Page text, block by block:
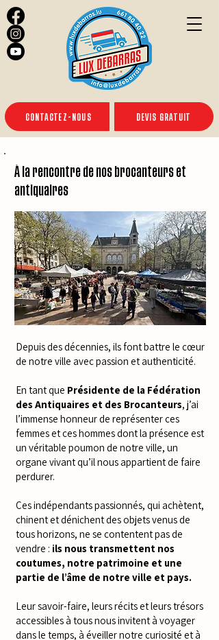
CONTACTEZ-NOUS DEVIS GRATUIT
À la rencontre de nos brocanteurs et
antiquaires
Depuis des décennies, ils font battre le cœur
de notre ville avec passion et authenticité.
En tant que Présidente de la Fédération
des Antiquaires et des Brocanteurs, j’ai
l’immense honneur de représenter ces
femmes et ces hommes dont la présence est
un véritable poumon de notre ville, un
organe vivant qu’il nous appartient de faire
perdurer.
Ces indépendants passionnés, qui achètent,
chinent et dénichent des objets venus de
tous horizons, ne se contentent pas de
vendre : ils nous transmettent nos
coutumes, notre patrimoine et une
partie de l’âme de notre ville et pays.
Leur savoir-faire, leurs récits et leurs trésors
accessibles à tous nous invitent à voyager
dans le temps, à éveiller notre curiosité et à